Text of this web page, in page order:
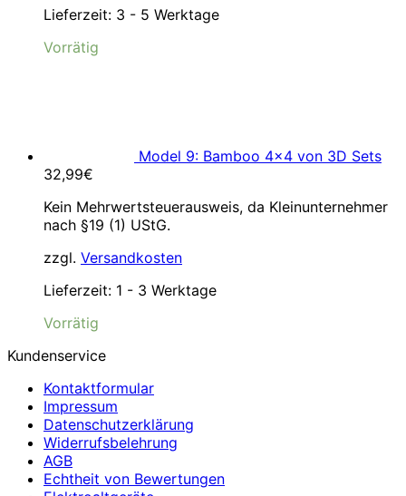
Lieferzeit: 3 - 5 Werktage
Vorrätig
Model 9: Bamboo 4×4 von 3D Sets
32,99€
Kein Mehrwertsteuerausweis, da Kleinunternehmer
nach §19 (1) UStG.
zzgl. Versandkosten
Lieferzeit: 1 - 3 Werktage
Vorrätig
Kundenservice
Kontaktformular
Impressum
Datenschutzerklärung
Widerrufsbelehrung
AGB
Echtheit von Bewertungen